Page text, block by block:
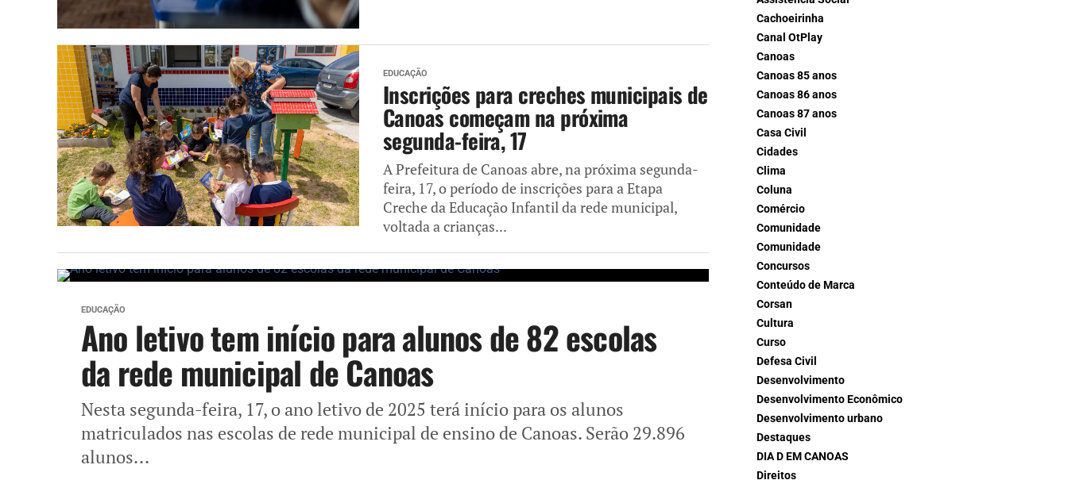
EDUCAÇÃO
Inscrições para creches municipais de
Canoas começam na próxima
segunda-feira, 17
A Prefeitura de Canoas abre, na próxima segunda-
feira, 17, o período de inscrições para a Etapa
Creche da Educação Infantil da rede municipal,
voltada a crianças...
EDUCAÇÃO
Ano letivo tem início para alunos de 82 escolas
da rede municipal de Canoas
Nesta segunda-feira, 17, o ano letivo de 2025 terá início para os alunos
matriculados nas escolas de rede municipal de ensino de Canoas. Serão 29.896
alunos...
Cachoeirinha
Canal OtPlay
Canoas
Canoas 85 anos
Canoas 86 anos
Canoas 87 anos
Casa Civil
Cidades
Clima
Coluna
Comércio
Comunidade
Comunidade
Concursos
Conteúdo de Marca
Corsan
Cultura
Curso
Defesa Civil
Desenvolvimento
Desenvolvimento Econômico
Desenvolvimento urbano
Destaques
DIA D EM CANOAS
Direitos